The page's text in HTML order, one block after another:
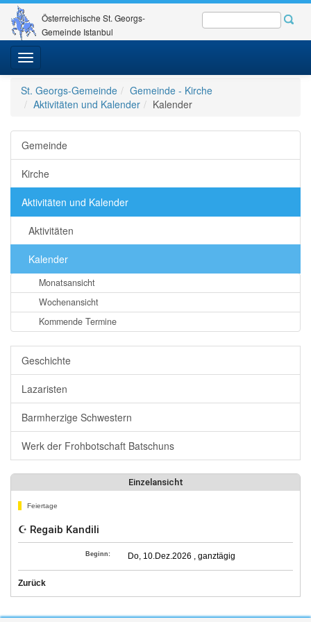
Österreichische St. Georgs-
Gemeinde Istanbul
Toggle
navigation
St. Georgs-Gemeinde
Gemeinde - Kirche
Aktivitäten und Kalender
Kalender
Gemeinde
Kirche
Aktivitäten und Kalender
Aktivitäten
Kalender
Monatsansicht
Wochenansicht
Kommende Termine
Geschichte
Lazaristen
Barmherzige Schwestern
Werk der Frohbotschaft Batschuns
Einzelansicht
Feiertage
☪ Regaib Kandili
Beginn: Do, 10.Dez.2026 , ganztägig
Zurück